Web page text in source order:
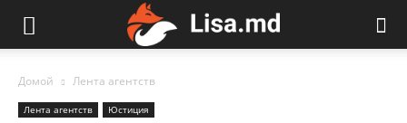
Домой Лента агентств
Лента агентств Юстиция